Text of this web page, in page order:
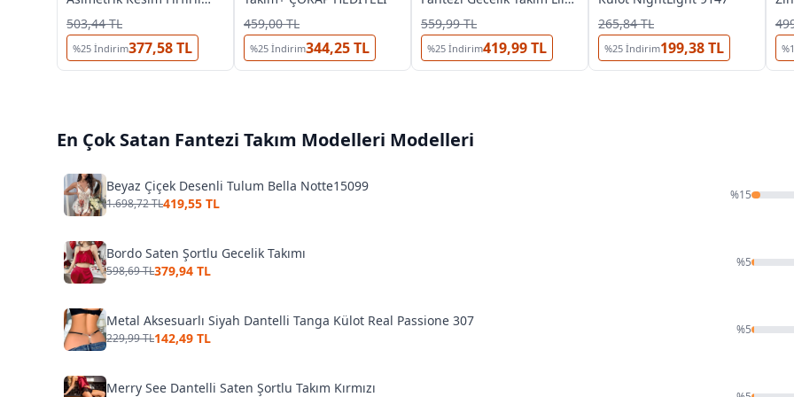
Gecelik 15620
503,44 TL
%25 İndirim377,58 TL
459,00 TL
%25 İndirim344,25 TL
Bianca JB-0039
559,99 TL
%25 İndirim419,99 TL
265,84 TL
%25 İndirim199,38 TL %
En Çok Satan Fantezi Takım Modelleri Modelleri
Beyaz Çiçek Desenli Tulum Bella Notte15099
1.698,72 TL419,55 TL
%15
Bordo Saten Şortlu Gecelik Takımı
598,69 TL379,94 TL
%5
Metal Aksesuarlı Siyah Dantelli Tanga Külot Real Passione 307
229,99 TL142,49 TL
%5
Merry See Dantelli Saten Şortlu Takım Kırmızı